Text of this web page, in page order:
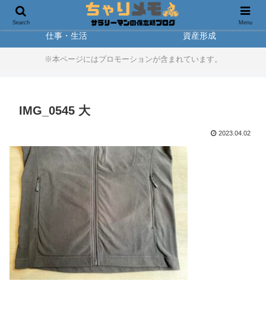
製品レビュー
仕事・生活 資産形成
※本ページにはプロモーションが含まれています。
IMG_0545 大
2023.04.02
Search Menu